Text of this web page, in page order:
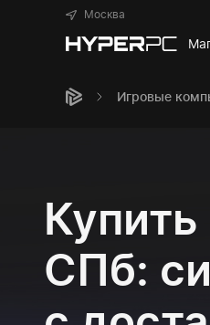
Москва
Игровые
СПб: